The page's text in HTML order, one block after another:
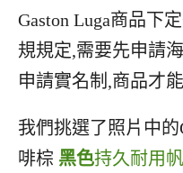
Gaston Luga商品下
規規定,需要先申請
申請實名制,商品才
我們挑選了照片中的
啡棕 黑色持久耐用